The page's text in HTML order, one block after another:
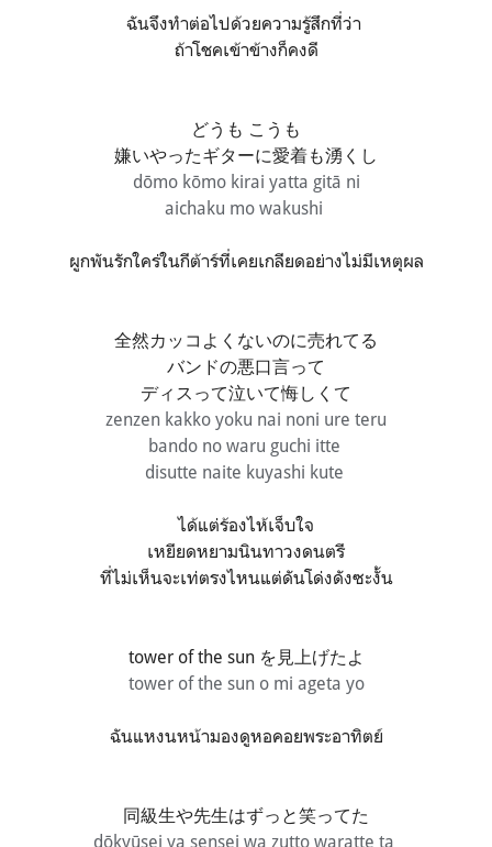
ฉันจึงทำต่อไปด้วยความรู้สึกที่ว่า
ถ้าโชคเข้าข้างก็คงดี
どうも こうも
嫌いやったギターに愛着も湧くし
dōmo kōmo kirai yatta gitā ni
aichaku mo wakushi
ผูกพันรักใคร่ในกีต้าร์ที่เคยเกลียดอย่างไม่มีเหตุผล
全然カッコよくないのに売れてる
バンドの悪口言って
ディスって泣いて悔しくて
zenzen kakko yoku nai noni ure teru
bando no waru guchi itte
disutte naite kuyashi kute
ได้แต่ร้องไห้เจ็บใจ
เหยียดหยามนินทาวงดนตรี
ที่ไม่เห็นจะเท่ตรงไหนแต่ดันโด่งดังซะงั้น
tower of the sun を見上げたよ
tower of the sun o mi ageta yo
ฉันแหงนหน้ามองดูหอคอยพระอาทิตย์
同級生や先生はずっと笑ってた
dōkyūsei ya sensei wa zutto waratte ta